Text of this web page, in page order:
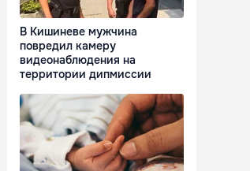
В Кишиневе мужчина
повредил камеру
видеонаблюдения на
территории дипмиссии